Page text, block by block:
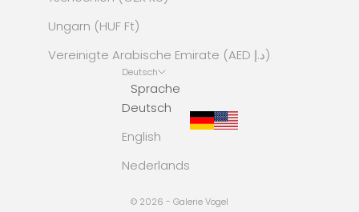
Ungarn (HUF Ft)
Vereinigte Arabische Emirate (AED د.إ)
Deutsch
Sprache
Deutsch
English
Nederlands
© 2026 - Galerie Vogel